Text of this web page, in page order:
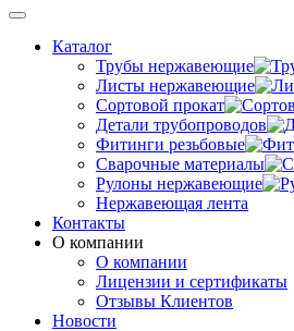
Каталог
Трубы нержавеющие
Листы нержавеющие
Сортовой прокат
Детали трубопроводов
Фитинги резьбовые
Сварочные материалы
Рулоны нержавеющие
Нержавеющая лента
Контакты
О компании
О компании
Лицензии и сертификаты
Отзывы Клиентов
Новости